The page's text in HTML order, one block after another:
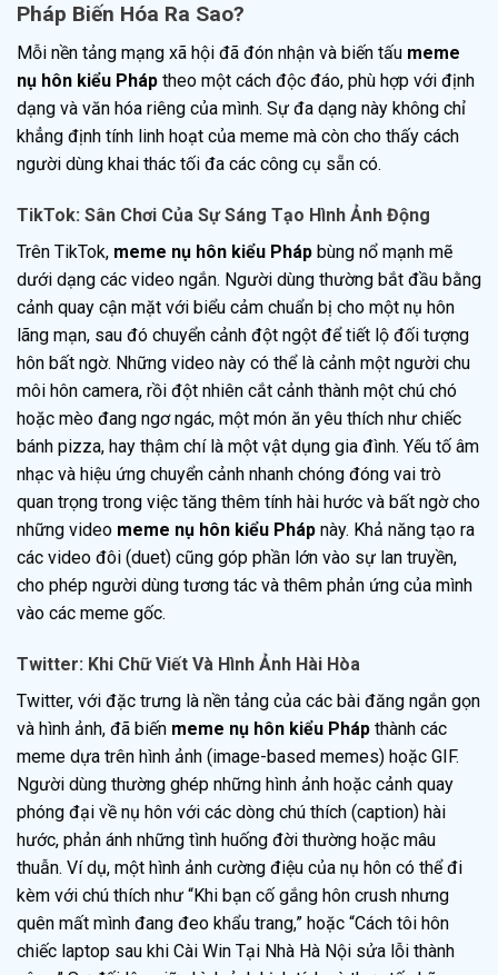
Pháp Biến Hóa Ra Sao?
Mỗi nền tảng mạng xã hội đã đón nhận và biến tấu meme
nụ hôn kiểu Pháp theo một cách độc đáo, phù hợp với định
dạng và văn hóa riêng của mình. Sự đa dạng này không chỉ
khẳng định tính linh hoạt của meme mà còn cho thấy cách
người dùng khai thác tối đa các công cụ sẵn có.
TikTok: Sân Chơi Của Sự Sáng Tạo Hình Ảnh Động
Trên TikTok, meme nụ hôn kiểu Pháp bùng nổ mạnh mẽ
dưới dạng các video ngắn. Người dùng thường bắt đầu bằng
cảnh quay cận mặt với biểu cảm chuẩn bị cho một nụ hôn
lãng mạn, sau đó chuyển cảnh đột ngột để tiết lộ đối tượng
hôn bất ngờ. Những video này có thể là cảnh một người chu
môi hôn camera, rồi đột nhiên cắt cảnh thành một chú chó
hoặc mèo đang ngơ ngác, một món ăn yêu thích như chiếc
bánh pizza, hay thậm chí là một vật dụng gia đình. Yếu tố âm
nhạc và hiệu ứng chuyển cảnh nhanh chóng đóng vai trò
quan trọng trong việc tăng thêm tính hài hước và bất ngờ cho
những video meme nụ hôn kiểu Pháp này. Khả năng tạo ra
các video đôi (duet) cũng góp phần lớn vào sự lan truyền,
cho phép người dùng tương tác và thêm phản ứng của mình
vào các meme gốc.
Twitter: Khi Chữ Viết Và Hình Ảnh Hài Hòa
Twitter, với đặc trưng là nền tảng của các bài đăng ngắn gọn
và hình ảnh, đã biến meme nụ hôn kiểu Pháp thành các
meme dựa trên hình ảnh (image-based memes) hoặc GIF.
Người dùng thường ghép những hình ảnh hoặc cảnh quay
phóng đại về nụ hôn với các dòng chú thích (caption) hài
hước, phản ánh những tình huống đời thường hoặc mâu
thuẫn. Ví dụ, một hình ảnh cường điệu của nụ hôn có thể đi
kèm với chú thích như “Khi bạn cố gắng hôn crush nhưng
quên mất mình đang đeo khẩu trang,” hoặc “Cách tôi hôn
chiếc laptop sau khi Cài Win Tại Nhà Hà Nội sửa lỗi thành